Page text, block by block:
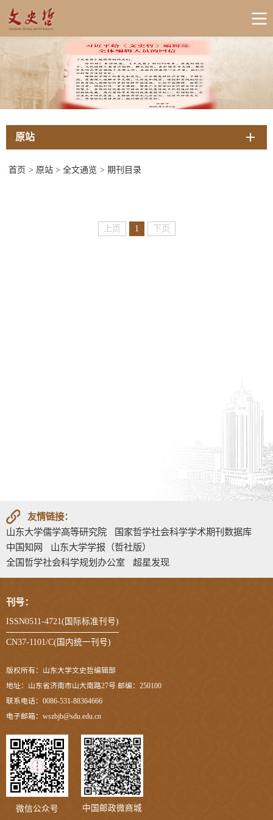
原站
首页 > 原站 > 全文通览 > 期刊目录
上页 1 下页
友情链接：
山东大学儒学高等研究院
国家哲学社会科学学术期刊数据库
中国知网
山东大学学报（哲社版）
全国哲学社会科学规划办公室
超星发现
刊号：
ISSN0511-4721(国际标准刊号)
CN37-1101/C(国内统一刊号)
版权所有：山东大学文史哲编辑部
地址：山东省济南市山大南路27号 邮编：250100
联系电话：0086-531-88364666
电子邮箱：wszbjb@sdu.edu.cn
微信公众号 中国邮政微商城